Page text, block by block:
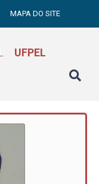
MAPA DO SITE
UFPEL